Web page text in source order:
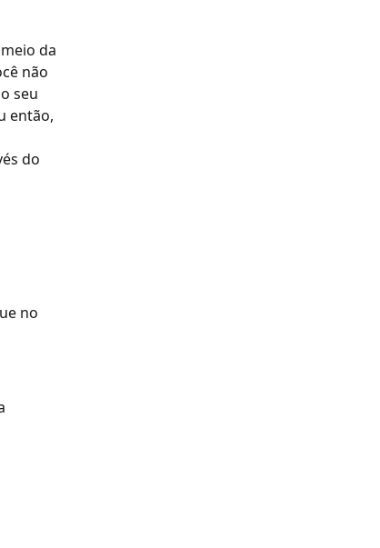
da
não
seu
então,
do
no